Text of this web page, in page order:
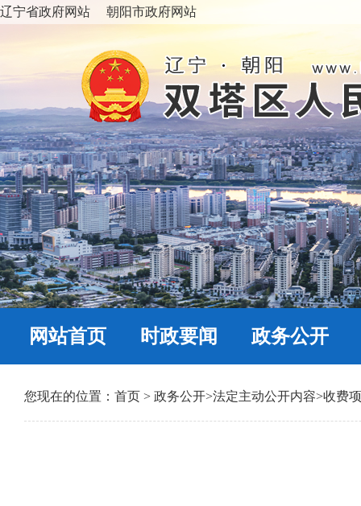
辽宁省政府网站 朝阳市政府网站
网站首页 时政要闻 政务公开
您现在的位置： 首页 > 政务公开>法定主动公开内容>收费